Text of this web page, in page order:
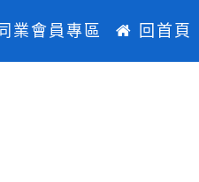
業會員專區 回首頁